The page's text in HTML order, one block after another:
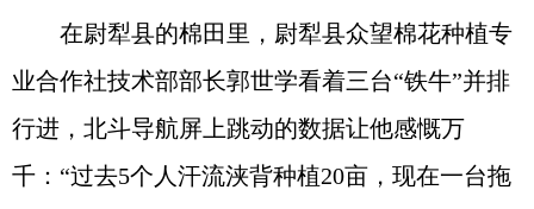
在尉犁县的棉田里，尉犁县众望棉花种植专
业合作社技术部部长郭世学看着三台“铁牛”并排
行进，北斗导航屏上跳动的数据让他感慨万
千：“过去5个人汗流浃背种植20亩，现在一台拖